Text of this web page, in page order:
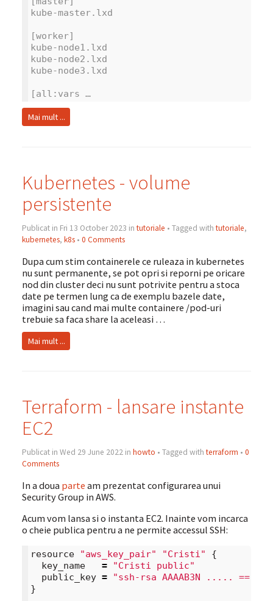
kube-master.lxd
[worker]
kube-node1.lxd
kube-node2.lxd
kube-node3.lxd
[all:vars …
Mai mult ...
Kubernetes - volume
persistente
Publicat in Fri 13 October 2023 in tutoriale • Tagged with tutoriale,
kubernetes, k8s• 0 Comments
Dupa cum stim containerele ce ruleaza in kubernetes
nu sunt permanente, se pot opri si reporni pe oricare
nod din cluster deci nu sunt potrivite pentru a stoca
date pe termen lung ca de exemplu bazele date,
imagini sau cand mai multe containere /pod-uri
trebuie sa faca share la aceleasi …
Mai mult ...
Terraform - lansare instante
EC2
Publicat in Wed 29 June 2022 in howto • Tagged with terraform • 0
Comments
In a doua parte am prezentat configurarea unui
Security Group in AWS.
Acum vom lansa si o instanta EC2. Inainte vom incarca
o cheie publica pentru a ne permite accessul SSH:
resource "aws_key_pair" "Cristi"
{
key_name
=
"Cristi public"
public_key =
"ssh-rsa AAAAB3N ..... ==
}